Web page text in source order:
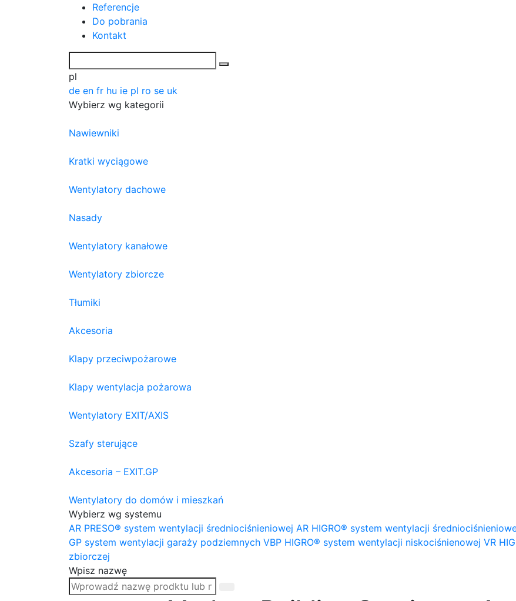
Referencje
Do pobrania
Kontakt
pl
de en fr hu ie pl ro se uk
Wybierz wg kategorii
Nawiewniki
Kratki wyciągowe
Wentylatory dachowe
Nasady
Wentylatory kanałowe
Wentylatory zbiorcze
Tłumiki
Akcesoria
Klapy przeciwpożarowe
Klapy wentylacja pożarowa
Wentylatory EXIT/AXIS
Szafy sterujące
Akcesoria – EXIT.GP
Wentylatory do domów i mieszkań
Wybierz wg systemu
AR PRESO® system wentylacji średniociśnieniowej AR HIGRO® system wentylacji
GP system wentylacji garaży podziemnych VBP HIGRO® system wentylacji niskociśnienowej VR
zbiorczej
Wpisz nazwę